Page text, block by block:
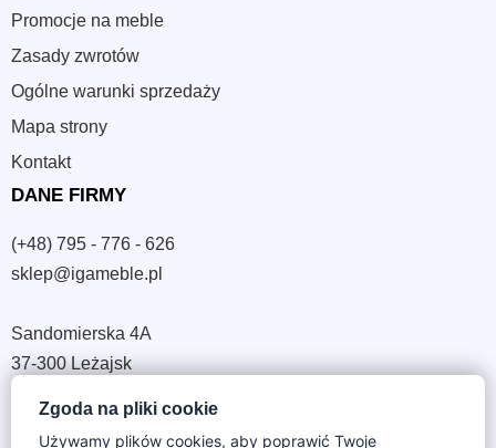
Promocje na meble
Zasady zwrotów
Ogólne warunki sprzedaży
Mapa strony
Kontakt
DANE FIRMY
(+48) 795 - 776 - 626
sklep@igameble.pl
Sandomierska 4A
37-300 Leżajsk
REGON: 180933172
Zgoda na pliki cookie
Używamy plików cookies, aby poprawić Twoje